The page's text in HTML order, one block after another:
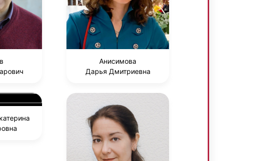
Анисимова
Дарья Дмитриевна